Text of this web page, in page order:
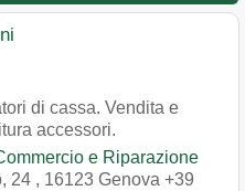
di cassa. Vendita e
accessori.
e Riparazione
24 , 16123 Genova +39